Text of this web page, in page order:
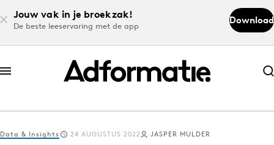
Jouw vak in je broekzak!
De beste leeservaring met de app
Download
Abonneer nu
Abonneer nu
Log in
Data & Insights 24 AUGUSTUS 2022 JASPER MULDER